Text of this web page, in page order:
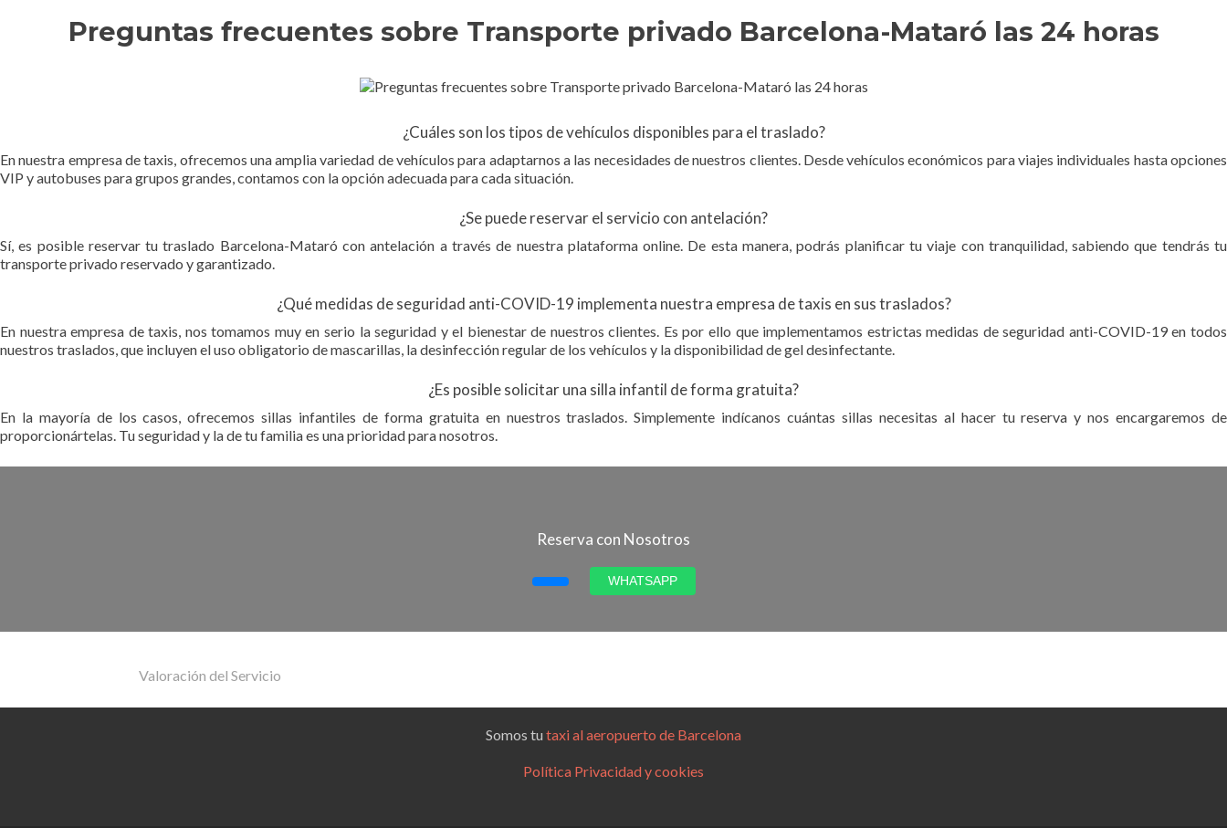
Preguntas frecuentes sobre Transporte privado Barcelona-Mataró las 24 horas
¿Cuáles son los tipos de vehículos disponibles para el traslado?
En nuestra empresa de taxis, ofrecemos una amplia variedad de vehículos para adaptarnos a las necesidades de nuestros clientes. Desde vehículos económicos para viajes individuales hasta opciones
VIP y autobuses para grupos grandes, contamos con la opción adecuada para cada situación.
¿Se puede reservar el servicio con antelación?
Sí, es posible reservar tu traslado Barcelona-Mataró con antelación a través de nuestra plataforma online. De esta manera, podrás planificar tu viaje con tranquilidad, sabiendo que tendrás tu
transporte privado reservado y garantizado.
¿Qué medidas de seguridad anti-COVID-19 implementa nuestra empresa de taxis en sus traslados?
En nuestra empresa de taxis, nos tomamos muy en serio la seguridad y el bienestar de nuestros clientes. Es por ello que implementamos estrictas medidas de seguridad anti-COVID-19 en todos
nuestros traslados, que incluyen el uso obligatorio de mascarillas, la desinfección regular de los vehículos y la disponibilidad de gel desinfectante.
¿Es posible solicitar una silla infantil de forma gratuita?
En la mayoría de los casos, ofrecemos sillas infantiles de forma gratuita en nuestros traslados. Simplemente indícanos cuántas sillas necesitas al hacer tu reserva y nos encargaremos de
proporcionártelas. Tu seguridad y la de tu familia es una prioridad para nosotros.
Reserva con Nosotros
WHATSAPP
Valoración del Servicio
Somos tu taxi al aeropuerto de Barcelona
Política Privacidad y cookies